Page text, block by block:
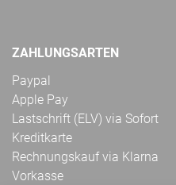
ZAHLUNGSARTEN
Paypal
Apple Pay
Lastschrift (ELV) via Sofort
Kreditkarte
Rechnungskauf via Klarna
Vorkasse